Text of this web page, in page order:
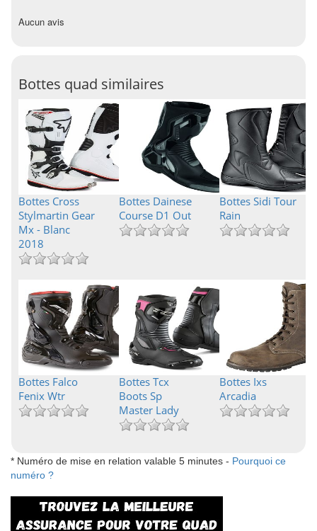
Aucun avis
Bottes quad similaires
Bottes Cross
Stylmartin Gear
Mx - Blanc
2018
Bottes Dainese
Course D1 Out
Bottes Sidi Tour
Rain
Bottes Falco
Fenix Wtr
Bottes Tcx
Boots Sp
Master Lady
Bottes Ixs
Arcadia
* Numéro de mise en relation valable 5 minutes - Pourquoi ce
numéro ?